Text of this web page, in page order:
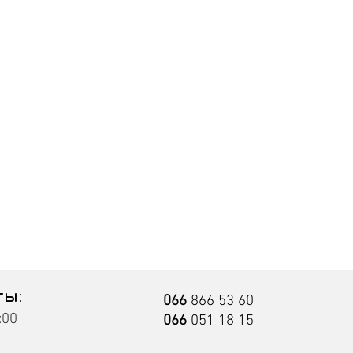
066 866 53 60
066 051 18 15